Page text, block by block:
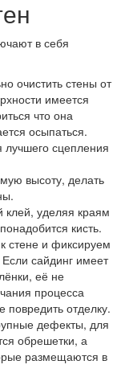
в себя
очистить стены от
имеется
что она
осыпаться.
сцепления
высоту, делать
уделяя краям
кисть.
стене и фиксируем
сайдинг имеет
её не
процесса
повредить отделку.
дефекты, для
обрешетки, а
размещаются в